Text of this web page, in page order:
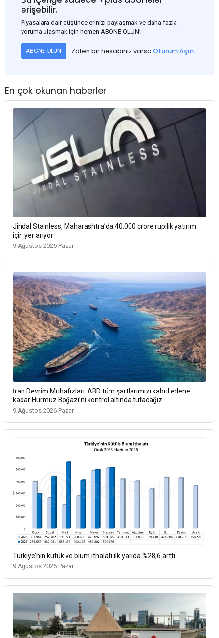
erişebilir.
Piyasalara dair düşüncelerinizi paylaşmak ve daha fazla
yoruma ulaşmak için hemen ABONE OLUN!
ABONE OLUN Zaten bir hesabınız varsa Oturum Açın
En çok okunan haberler
Jindal Stainless, Maharashtra’da 40.000 crore rupilik yatırım
için yer arıyor
9 Ağustos 2026 Pazar
İran Devrim Muhafızları: ABD tüm şartlarımızı kabul edene
kadar Hürmüz Boğazı’nı kontrol altında tutacağız
9 Ağustos 2026 Pazar
Türkiye’nin kütük ve blum ithalatı ilk yarıda %28,6 arttı
9 Ağustos 2026 Pazar